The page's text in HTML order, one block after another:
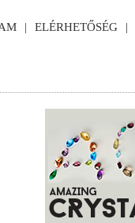
ELÉRHETŐSÉG